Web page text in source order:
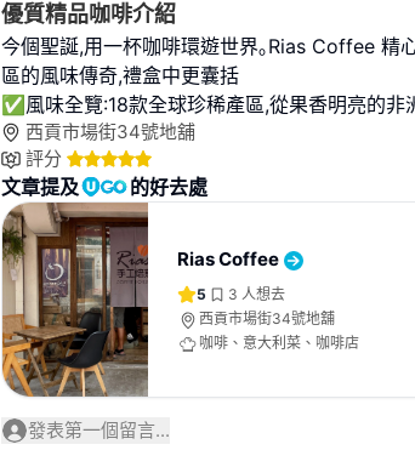
優質精品咖啡介紹
今個聖誕,用一杯咖啡環遊世界｡Rias Coffee 精
區的風味傳奇,禮盒中更囊括
✅風味全覽:18款全球珍稀產區,從果香明亮的非
西貢市場街34號地舖
評分
文章提及 的好去處
Rias Coffee
5 3 人想去
西貢市場街34號地舖
咖啡、意大利菜、咖啡店
發表第一個留言...